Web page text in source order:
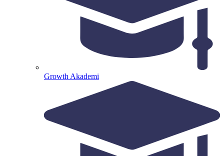
Growth Akademi